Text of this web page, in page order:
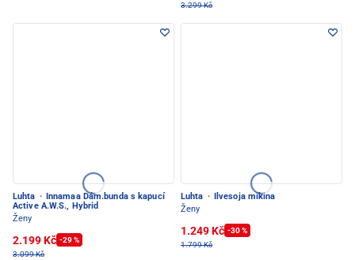
3.299 Kč
Luhta ·
Innamaa Dám.bunda s kapucí
Active A.W.S., Hybrid
Ženy
2.199 Kč -29 %
3.099 Kč
Luhta ·
Ilvesoja mikina
Ženy
1.249 Kč -30 %
1.799 Kč